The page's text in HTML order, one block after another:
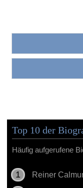
Top 10 der
Häufig aufgerufene
Reiner